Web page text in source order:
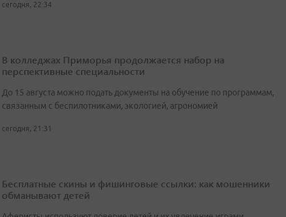
сегодня, 22:34
В колледжах Приморья продолжается набор на
перспективные специальности
До 15 августа можно подать документы на обучение по программам,
связанным с беспилотниками, экологией, агрономией
сегодня, 21:31
Бесплатные скины и фишинговые ссылки: как мошенники
обманывают детей